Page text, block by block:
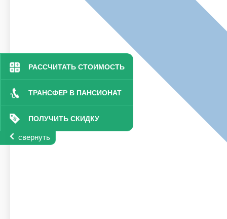
РАССЧИТАТЬ СТОИМОСТЬ
ТРАНСФЕР В ПАНСИОНАТ
ПОЛУЧИТЬ СКИДКУ
свернуть